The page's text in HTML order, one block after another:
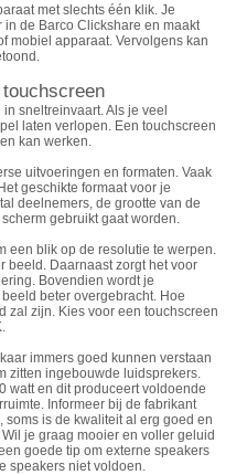
met slechts één klik. Je
de Barco Clickshare en maakt
mobiel apparaat. Vervolgens kan
sneltreinvaart. Als je veel
laten verlopen. Een touchscreen
kan werken.
uitvoeringen en formaten. Vaak
geschikte formaat voor je
deelnemers, de grootte van de
gebruikt gaat worden.
een blik op de resolutie te werpen.
beeld. Daarnaast zorgt het voor
Bovendien wordt je
beter overgebracht. Hoe
zal zijn. Kies voor een touchscreen
immers goed kunnen verstaan
zitten ingebouwde luidsprekers.
watt en dit produceert voldoende
Informeer bij de fabrikant
is de kwaliteit al erg goed en
je graag mooier en voller geluid
goede tip om externe speakers
speakers niet voldoen.